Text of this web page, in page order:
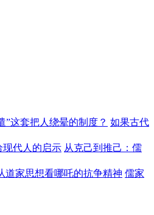
”这套把人绕晕的制度？ 如果古代
现代人的启示 从克己到推己：儒
道家思想看哪吒的抗争精神 儒家